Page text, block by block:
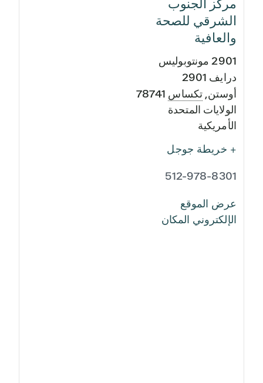
مركز الجنوب
الشرقي للصحة
والعافية
2901 مونتوبوليس
درايف 2901
أوستن, تكساس 78741
الولايات المتحدة
الأمريكية
+ خريطة جوجل
512-978-8301
عرض الموقع
الإلكتروني المكان